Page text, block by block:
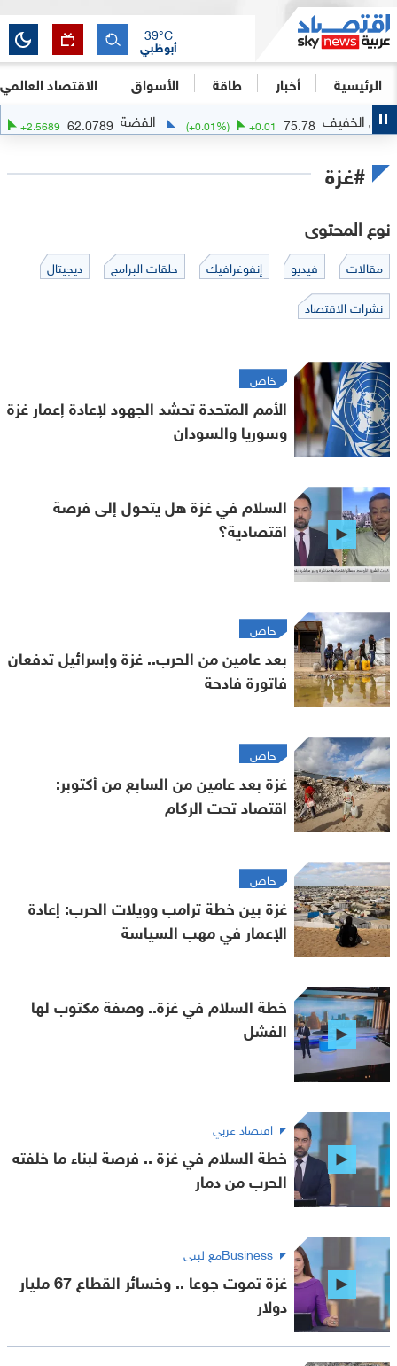
الرئيسية أخبار طاقة الأسواق الاقتصاد العالمي
أبوظبي
39°C
+0.01
+0.01%) الفضة 62.0789
+ 2.5689
(+4.32%)
#غزة
نوع المحتوى
مقالات فيديو إنفوغرافيك حلقات البرامج
ديجيتال
نشرات الاقتصاد
خاص
الأمم المتحدة تحشد الجهود لإعادة إعمار غزة
وسوريا والسودان
السلام في غزة هل يتحول إلى فرصة
اقتصادية؟
خاص
بعد عامين من الحرب.. غزة وإسرائيل تدفعان
فاتورة فادحة
خاص
غزة بعد عامين من السابع من أكتوبر:
اقتصاد تحت الركام
خاص
غزة بين خطة ترامب وويلات الحرب: إعادة
الإعمار في مهب السياسة
خطة السلام في غزة.. وصفة مكتوب لها
الفشل
اقتصاد عربي
خطة السلام في غزة .. فرصة لبناء ما خلفته
الحرب من دمار
Businessمع لبنى
غزة تموت جوعا .. وخسائر القطاع 67 مليار
دولار